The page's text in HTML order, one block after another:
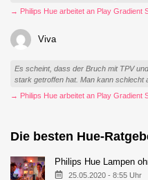
→ Philips Hue arbeitet an Play Gradient
Viva
Es scheint, dass der Bruch mit TPV
stark getroffen hat. Man kann schlecht
→ Philips Hue arbeitet an Play Gradient
Die besten Hue-
Philips Hue Lampen
25.05.2020 - 8:55 Uhr